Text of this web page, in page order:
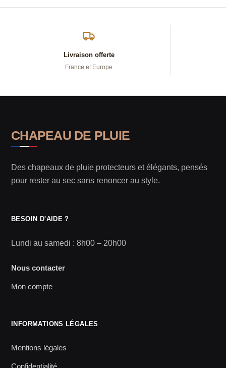
Livraison offerte
France et Europe
CHAPEAU DE PLUIE
Des chapeaux de pluie protecteurs et élégants, pensés
pour rester au sec sans renoncer au style.
BESOIN D'AIDE ?
Lundi au samedi : 8h00 – 20h00
Nous contacter
Mon compte
INFORMATIONS LÉGALES
Mentions légales
Confidentialité